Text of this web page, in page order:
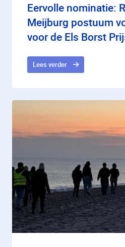
Eervolle nominatie:
Meijburg postuum
voor de Els Borst
Lees verder